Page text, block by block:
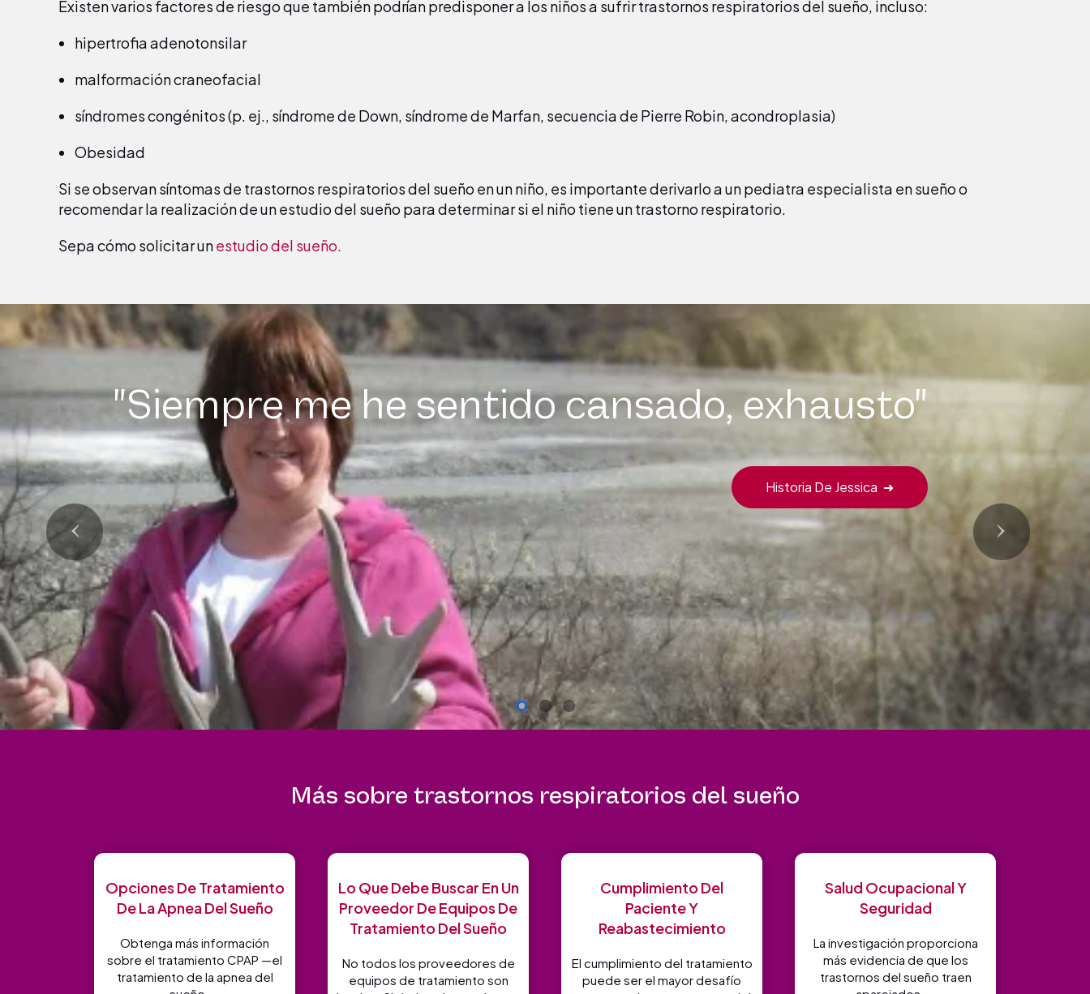
Existen varios factores de riesgo que también podrían predisponer a los niños a sufrir trastornos respiratorios del sueño, incluso:
hipertrofia adenotonsilar
malformación craneofacial
síndromes congénitos (p. ej., síndrome de Down, síndrome de Marfan, secuencia de Pierre Robin, acondroplasia)
Obesidad
Si se observan síntomas de trastornos respiratorios del sueño en un niño, es importante derivarlo a un pediatra especialista en sueño o
recomendar la realización de un estudio del sueño para determinar si el niño tiene un trastorno respiratorio.
Sepa cómo solicitar unestudio del sueño.
"Siempre me he sentido cansado, exhausto"
Historia De Jessica ➜
Más sobre trastornos respiratorios del sueño
Opciones De Tratamiento
De La Apnea Del Sueño
Obtenga más información
sobre el tratamiento CPAP —el
tratamiento de la apnea del
Lo Que Debe Buscar En Un
Proveedor De Equipos De
Tratamiento Del Sueño
No todos los proveedores de
equipos de tratamiento son
Cumplimiento Del
Paciente Y
Reabastecimiento
El cumplimiento del tratamiento
puede ser el mayor desafío
Salud Ocupacional Y
Seguridad
La investigación proporciona
más evidencia de que los
trastornos del sueño traen